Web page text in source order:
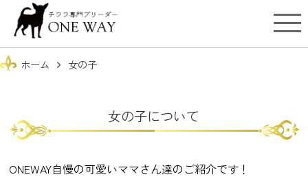
ホーム chevron_right 女の子
女の子について
ONEWAY自慢の可愛いママさん達のご紹介です！